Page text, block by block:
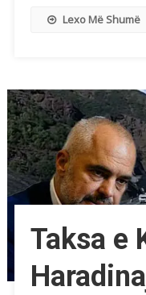
Lexo Më Shumë
Taksa e